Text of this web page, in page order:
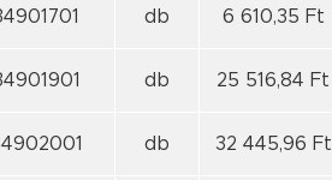
db 6 610,35 Ft
db 25 516,84 Ft
db 32 445,96 Ft